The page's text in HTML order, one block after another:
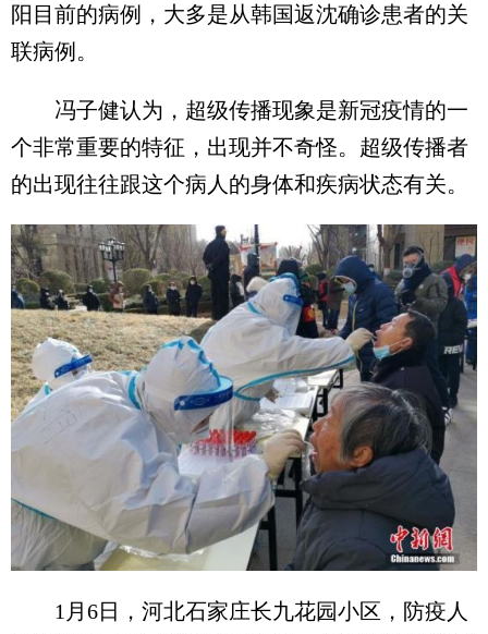
阳目前的病例，大多是从韩国返沈确诊患者的关
联病例。
冯子健认为，超级传播现象是新冠疫情的一
个非常重要的特征，出现并不奇怪。超级传播者
的出现往往跟这个病人的身体和疾病状态有关。
1月6日，河北石家庄长九花园小区，防疫人